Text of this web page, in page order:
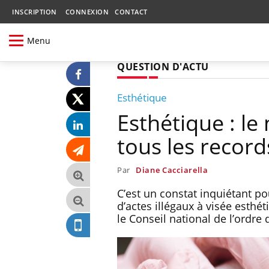
INSCRIPTION CONNEXION CONTACT
Menu
QUESTION D'ACTU
Esthétique
Esthétique :
tous les
Par Diane Cacciarella
C’est un constat inquiétant
d’actes illégaux à visée
le Conseil national de